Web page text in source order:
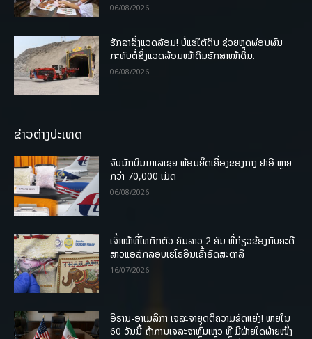
06/08/2026
ຮັກສາສິ່ງແວດລ້ອມ! ບໍ່ແຮ່ໃຕ້ດິນ ຊ່ວຍຫຼຸດຜ່ອນຜົນ
ກະທົບຕໍ່ສິ່ງແວດລ້ອມໜ້າດິນຮັກສາໜ້າດິນ.
06/08/2026
ຂ່າວຕ່າງປະເທດ
ຈັບນັກບິນມາເລເຊຍ ພ້ອມຍຶດເຄື່ອງຂອງກາງ ຢາອີ ຫຼາຍ
ກວ່າ 70,000 ເມັດ
06/08/2026
ເຈົ້າໜ້າທີ່ໄທກັກຕົວ ຄົນລາວ 2 ຄົນ ທີ່ກ່ຽວຂ້ອງກັບຄະດີ
ສາວແອລັກລອບເຮໂຣອີນເຂົ້າອົດສະຕາລີ
16/07/2026
ອີຣານ-ອາເມລິກາ ເຈລະຈາຍຸດຕິຄວາມຂັດແຍ່ງ! ພາຍໃນ
60 ວັນນີ້ ຖ້າການເຈລະຈາຫຼົ້ມເຫຼວ ຫຼື ມີຝ່າຍໃດຝ່າຍໜຶ່ງ